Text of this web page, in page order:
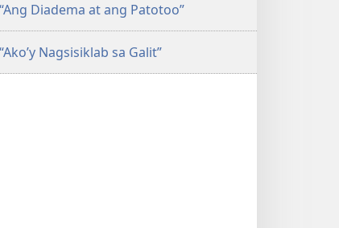
“Ang Diadema at ang Patotoo”
“Ako’y Nagsisiklab sa Galit”